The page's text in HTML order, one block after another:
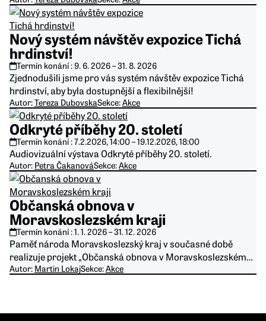
Nový systém návštěv expozice Tichá
hrdinství!
Termín konání :9. 6. 2026–31. 8. 2026
Zjednodušili jsme pro vás systém návštěv expozice Tichá
hrdinství, aby byla dostupnější a flexibilnější!
Autor:Tereza DubovskaSekce:Akce
Odkryté příběhy 20. století
Termín konání :7.2.2026, 14:00–19.12.2026, 18:00
Audiovizuální výstava Odkryté příběhy 20. století.
Autor: Petra ČakanováSekce:Akce
Občanská obnova v
Moravskoslezském kraji
Termín konání :1. 1. 2026–31. 12. 2026
Paměť národa Moravskoslezský kraj v současné době
realizuje projekt „Občanská obnova v Moravskoslezském…
Autor: Martin LokajSekce:Akce